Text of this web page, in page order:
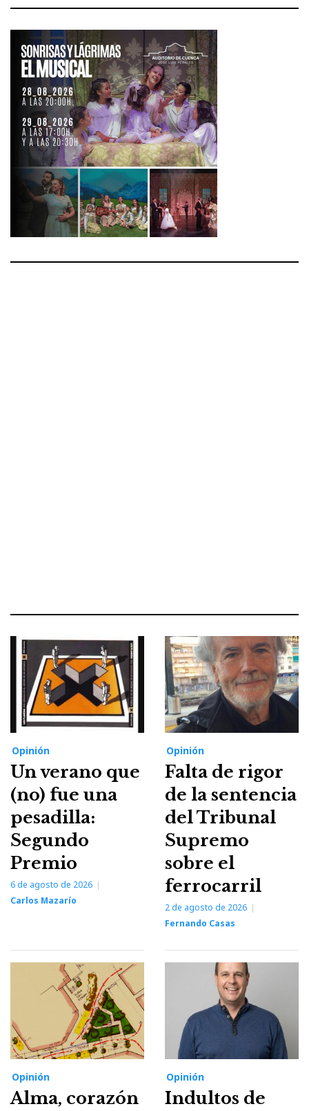
Opinión
Un verano que
(no) fue una
pesadilla:
Segundo
Premio
6 de agosto de 2026
Carlos Mazarío
Opinión
Falta de rigor
de la sentencia
del Tribunal
Supremo
sobre el
ferrocarril
2 de agosto de 2026
Fernando Casas
Opinión
Alma, corazón
Opinión
Indultos de